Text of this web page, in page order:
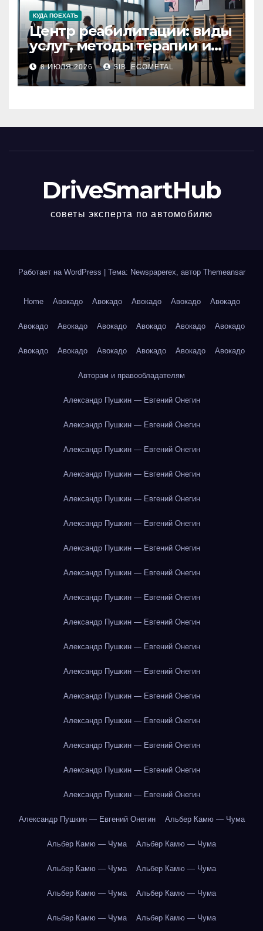
КУДА ПОЕХАТЬ
Центр реабилитации: виды
услуг, методы терапии и
критерии качества
8 ИЮЛЯ 2026 SIB_ECOMETAL
DriveSmartHub
советы эксперта по автомобилю
Работает на WordPress Тема: Newspaperex, автор Themeansar
Home Авокадо Авокадо Авокадо Авокадо Авокадо
Авокадо Авокадо Авокадо Авокадо Авокадо Авокадо
Авокадо Авокадо Авокадо Авокадо Авокадо Авокадо
Авторам и правообладателям
Александр Пушкин — Евгений Онегин
Александр Пушкин — Евгений Онегин
Александр Пушкин — Евгений Онегин
Александр Пушкин — Евгений Онегин
Александр Пушкин — Евгений Онегин
Александр Пушкин — Евгений Онегин
Александр Пушкин — Евгений Онегин
Александр Пушкин — Евгений Онегин
Александр Пушкин — Евгений Онегин
Александр Пушкин — Евгений Онегин
Александр Пушкин — Евгений Онегин
Александр Пушкин — Евгений Онегин
Александр Пушкин — Евгений Онегин
Александр Пушкин — Евгений Онегин
Александр Пушкин — Евгений Онегин
Александр Пушкин — Евгений Онегин
Александр Пушкин — Евгений Онегин
Александр Пушкин — Евгений Онегин Альбер Камю — Чума
Альбер Камю — Чума Альбер Камю — Чума
Альбер Камю — Чума Альбер Камю — Чума
Альбер Камю — Чума Альбер Камю — Чума
Альбер Камю — Чума Альбер Камю — Чума